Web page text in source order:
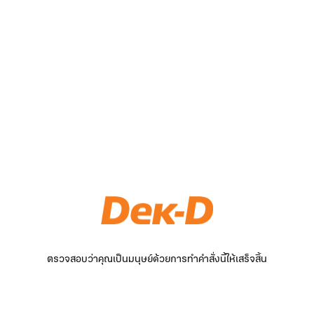
ตรวจสอบว่าคุณเป็นมนุษย์ด้วยการทำคำสั่งนี้ให้เสร็จสิ้น